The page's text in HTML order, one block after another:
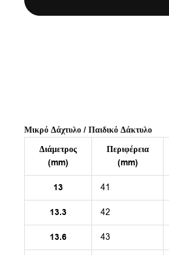
Μικρό Δάχτυλο / Παιδικό Δάκτυλο
Διάμετρος
(mm)
Περιφέρεια
(mm)
13 41
13.3 42
13.6 43